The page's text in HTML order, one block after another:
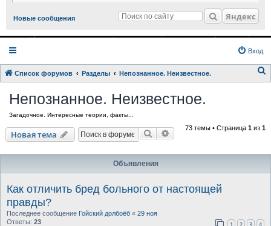
Новые сообщения Яндекс
Вход
Список форумов Разделы Непознанное. Неизвестное.
Непознанное. Неизвестное.
Загадочное. Интересные теории, факты...
Новая тема Поиск Расширенный поиск
73 темы • Страница 1 из 1
Объявления
Как отличить бред больного от настоящей
правды?
Последнее сообщение Гойский долбоёб « 29 ноя
Ответы: 23 1 2 3 4